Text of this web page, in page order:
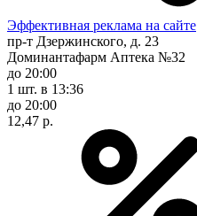
Эффективная реклама на сайте
пр-т Дзержинского, д. 23
Доминантафарм Аптека №32
до 20:00
1 шт. в 13:36
до 20:00
12,47 р.